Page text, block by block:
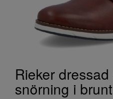
Rieker
snörning i